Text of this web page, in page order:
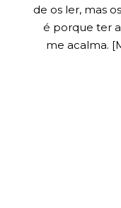
de os ler, mas
é porque ter
me acalma.